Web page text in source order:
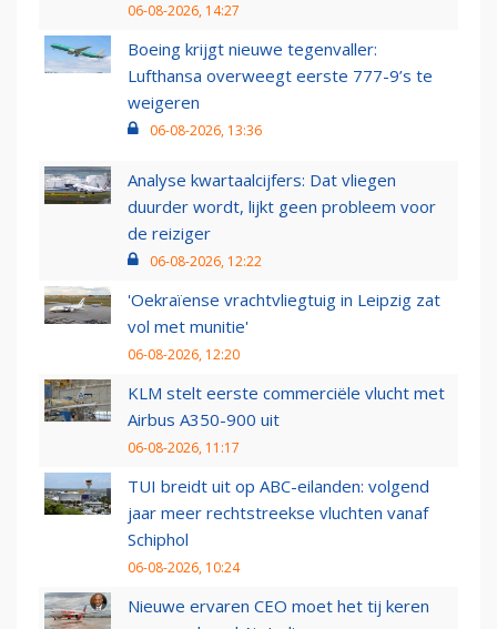
06-08-2026, 14:27
Boeing krijgt nieuwe tegenvaller:
Lufthansa overweegt eerste 777-9’s te
weigeren
06-08-2026, 13:36
Analyse kwartaalcijfers: Dat vliegen
duurder wordt, lijkt geen probleem voor
de reiziger
06-08-2026, 12:22
'Oekraïense vrachtvliegtuig in Leipzig zat
vol met munitie'
06-08-2026, 12:20
KLM stelt eerste commerciële vlucht met
Airbus A350-900 uit
06-08-2026, 11:17
TUI breidt uit op ABC-eilanden: volgend
jaar meer rechtstreekse vluchten vanaf
Schiphol
06-08-2026, 10:24
Nieuwe ervaren CEO moet het tij keren